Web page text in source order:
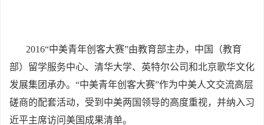
2016“中美青年创客大赛”由教育部主办，中国（教育
部）留学服务中心、清华大学、英特尔公司和北京歌华文化
发展集团承办。“中美青年创客大赛”作为中美人文交流高层
磋商的配套活动，受到中美两国领导的高度重视，并纳入习
近平主席访问美国成果清单。